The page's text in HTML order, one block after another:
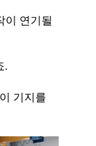
이 연기될
.
기지를